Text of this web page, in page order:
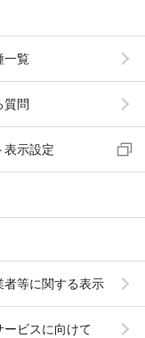
一覧
質問
表示設定
者等に関する表示
ービスに向けて